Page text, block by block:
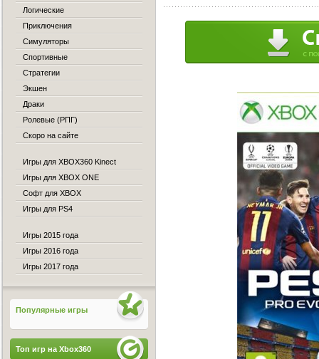
Логические
Приключения
Симуляторы
Спортивные
Стратегии
Экшен
Драки
Ролевые (РПГ)
Скоро на сайте
Игры для XBOX360 Kinect
Игры для XBOX ONE
Софт для XBOX
Игры для PS4
Игры 2015 года
Игры 2016 года
Игры 2017 года
Популярные игры
Топ игр на Xbox360